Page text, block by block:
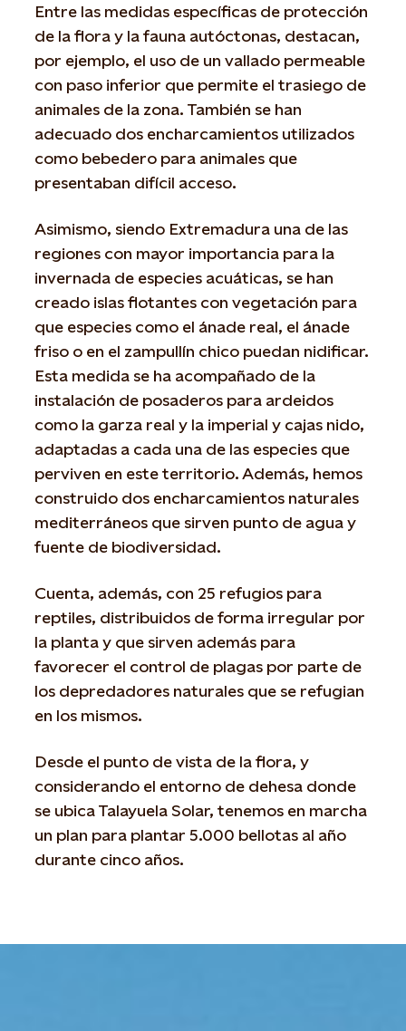
Entre las medidas específicas de protección
de la flora y la fauna autóctonas, destacan,
por ejemplo, el uso de un vallado permeable
con paso inferior que permite el trasiego de
animales de la zona. También se han
adecuado dos encharcamientos utilizados
como bebedero para animales que
presentaban difícil acceso.
Asimismo, siendo Extremadura una de las
regiones con mayor importancia para la
invernada de especies acuáticas, se han
creado islas flotantes con vegetación para
que especies como el ánade real, el ánade
friso o en el zampullín chico puedan nidificar.
Esta medida se ha acompañado de la
instalación de posaderos para ardeidos
como la garza real y la imperial y cajas nido,
adaptadas a cada una de las especies que
perviven en este territorio. Además, hemos
construido dos encharcamientos naturales
mediterráneos que sirven punto de agua y
fuente de biodiversidad.
Cuenta, además, con 25 refugios para
reptiles, distribuidos de forma irregular por
la planta y que sirven además para
favorecer el control de plagas por parte de
los depredadores naturales que se refugian
en los mismos.
Desde el punto de vista de la flora, y
considerando el entorno de dehesa donde
se ubica Talayuela Solar, tenemos en marcha
un plan para plantar 5.000 bellotas al año
durante cinco años.